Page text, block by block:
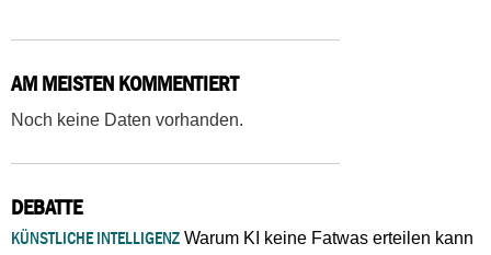
AM MEISTEN KOMMENTIERT
Noch keine Daten vorhanden.
DEBATTE
KÜNSTLICHE INTELLIGENZ Warum KI keine Fatwas erteilen kann